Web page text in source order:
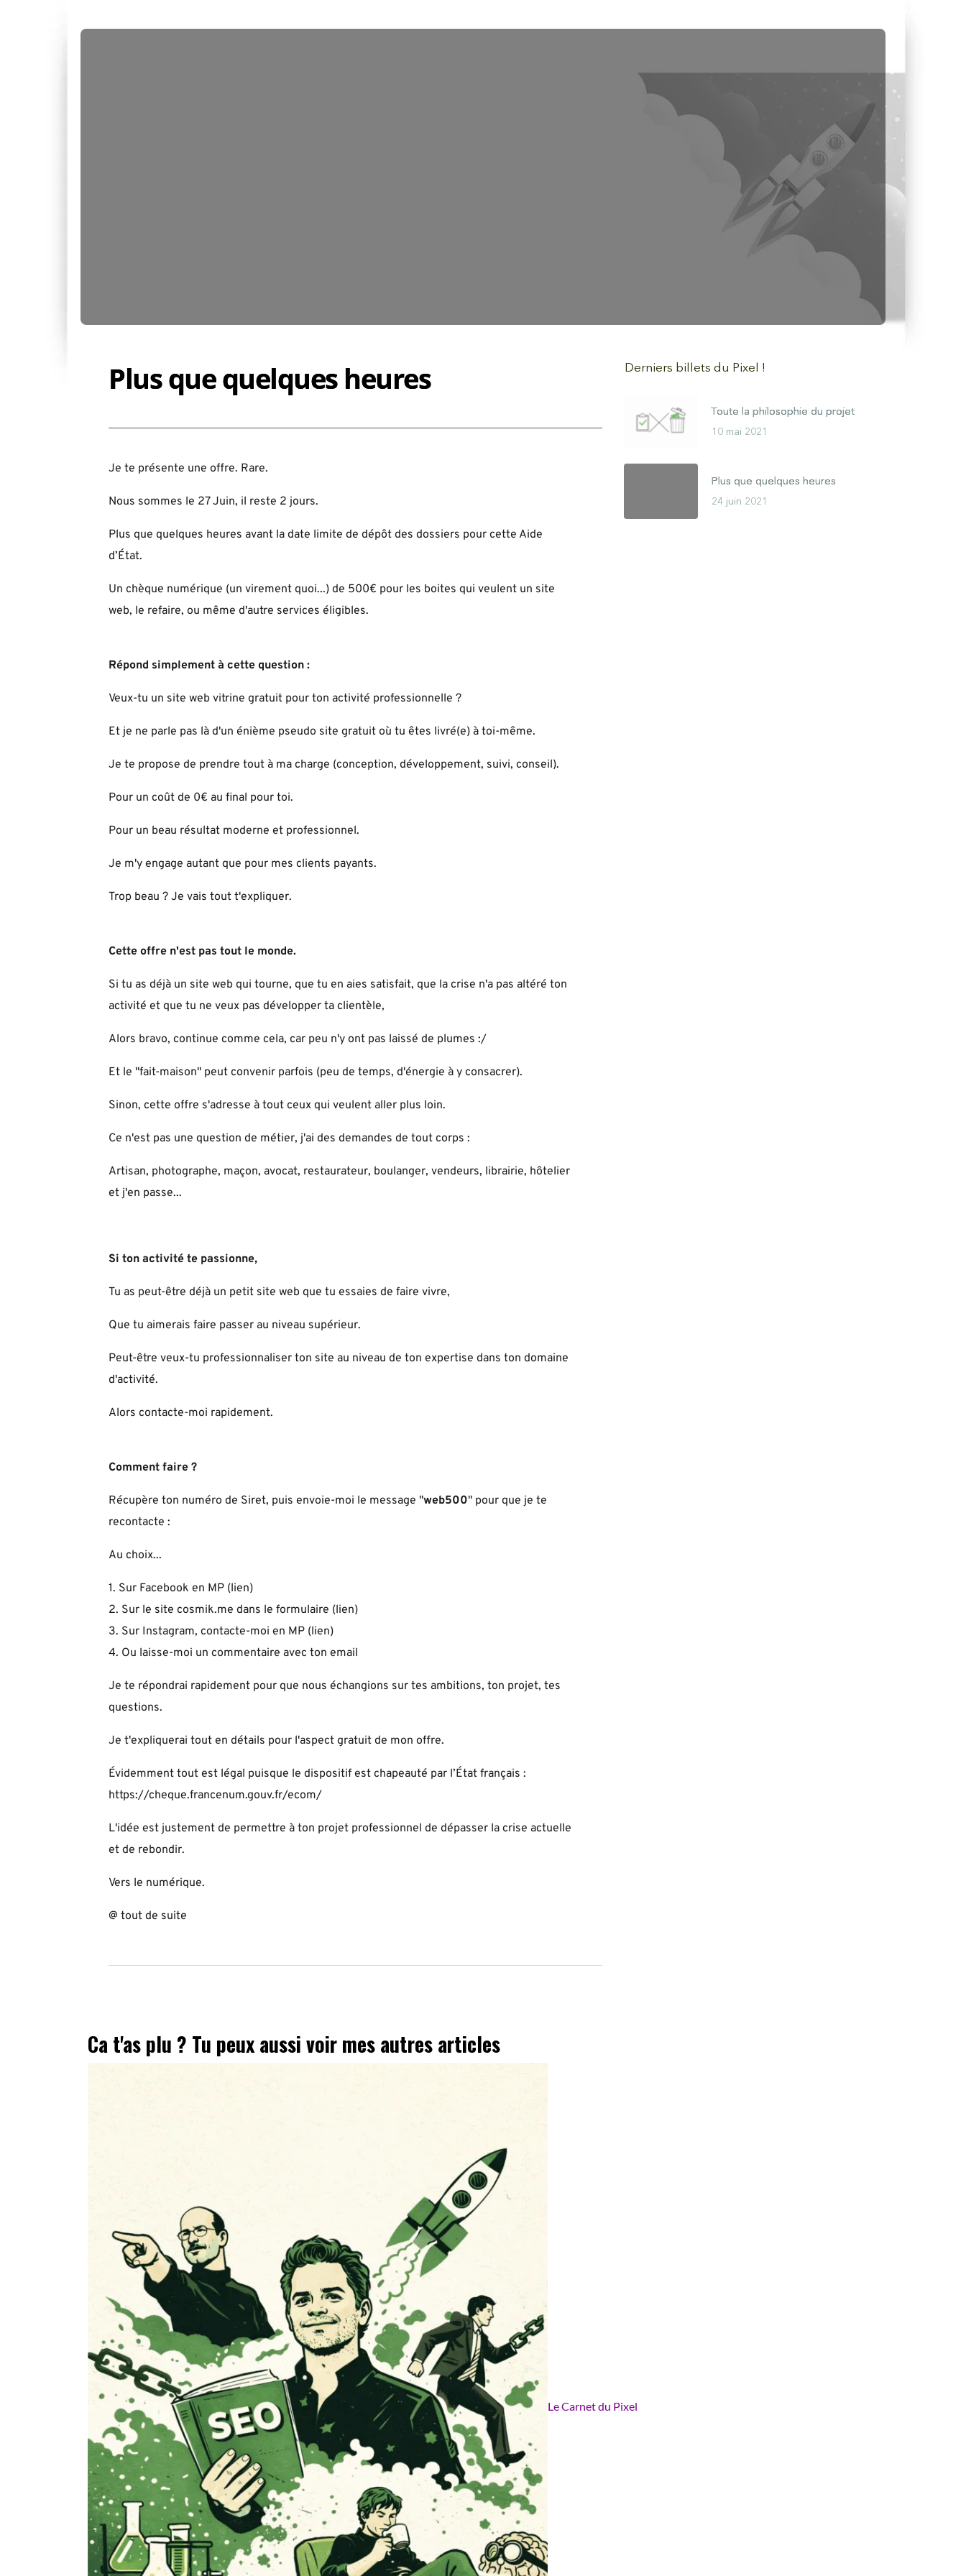
Plus que quelques heures
Je te présente une offre. Rare.
Nous sommes le 27 Juin, il reste 2 jours.
Plus que quelques heures avant la date limite de dépôt des dossiers pour cette Aide
d’État.
Un chèque numérique (un virement quoi...) de 500€ pour les boites qui veulent un site
web, le refaire, ou même d'autre services éligibles.
Répond simplement à cette question :
Veux-tu un site web vitrine gratuit pour ton activité professionnelle ?
Et je ne parle pas là d'un énième pseudo site gratuit où tu êtes livré(e) à toi-même.
Je te propose de prendre tout à ma charge (conception, développement, suivi, conseil).
Pour un coût de 0€ au final pour toi.
Pour un beau résultat moderne et professionnel.
Je m'y engage autant que pour mes clients payants.
Trop beau ? Je vais tout t'expliquer.
Cette offre n'est pas tout le monde.
Si tu as déjà un site web qui tourne, que tu en aies satisfait, que la crise n'a pas altéré ton
activité et que tu ne veux pas développer ta clientèle,
Alors bravo, continue comme cela, car peu n'y ont pas laissé de plumes :/
Et le "fait-maison" peut convenir parfois (peu de temps, d'énergie à y consacrer).
Sinon, cette offre s'adresse à tout ceux qui veulent aller plus loin.
Ce n'est pas une question de métier, j'ai des demandes de tout corps :
Artisan, photographe, maçon, avocat, restaurateur, boulanger, vendeurs, librairie, hôtelier
et j'en passe...
Si ton activité te passionne,
Tu as peut-être déjà un petit site web que tu essaies de faire vivre,
Que tu aimerais faire passer au niveau supérieur.
Peut-être veux-tu professionnaliser ton site au niveau de ton expertise dans ton domaine
d'activité.
Alors contacte-moi rapidement.
Comment faire ?
Récupère ton numéro de Siret, puis envoie-moi le message "web500" pour que je te
recontacte :
Au choix...
1. Sur Facebook en MP (lien)
2. Sur le site cosmik.me dans le formulaire (lien)
3. Sur Instagram, contacte-moi en MP (lien)
4. Ou laisse-moi un commentaire avec ton email
Je te répondrai rapidement pour que nous échangions sur tes ambitions, ton projet, tes
questions.
Je t'expliquerai tout en détails pour l'aspect gratuit de mon offre.
Évidemment tout est légal puisque le dispositif est chapeauté par l’État français :
https://cheque.francenum.gouv.fr/ecom/
L'idée est justement de permettre à ton projet professionnel de dépasser la crise actuelle
et de rebondir.
Vers le numérique.
@ tout de suite
Derniers billets du Pixel !
Toute la philosophie du projet
10 mai 2021
Plus que quelques heures
24 juin 2021
Ca t'as plu ? Tu peux aussi voir mes autres articles
Le Carnet du Pixel